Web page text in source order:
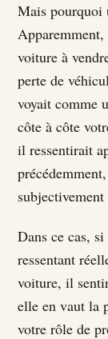
Mais pourquoi
Apparemment,
voiture à
perte de
voyait comme
côte à côte
il ressentirait
Dans ce cas,
ressentant
voiture, il
elle en vaut la
votre rôle de